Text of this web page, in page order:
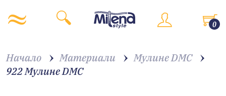
0
Начало Материали
Мулине DMC
922 Мулине DMC